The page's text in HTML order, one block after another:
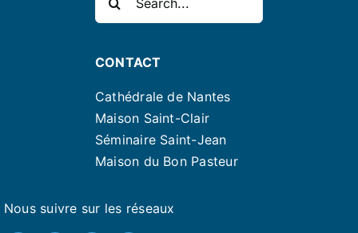
Nous suivre sur les réseaux
CONTACT
Cathédrale de Nantes
Maison Saint-Clair
Séminaire Saint-Jean
Maison du Bon Pasteur